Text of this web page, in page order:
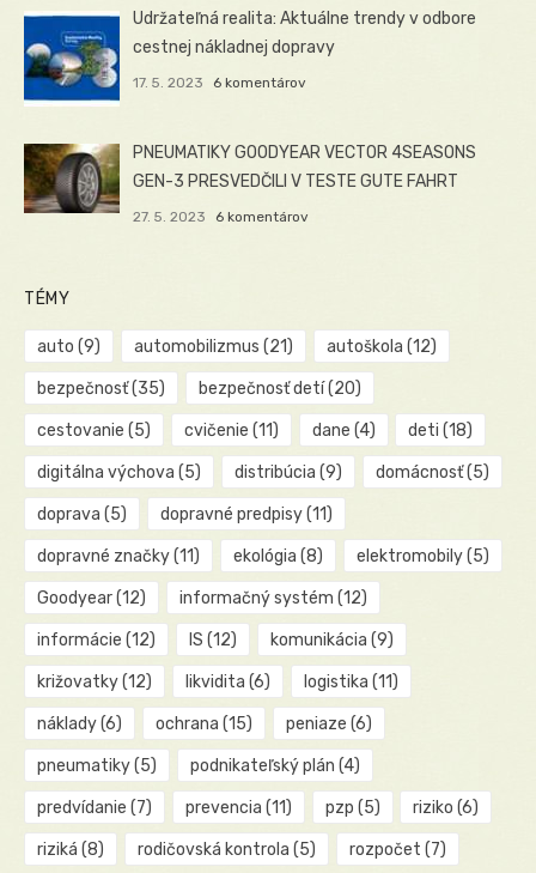
Udržateľná realita: Aktuálne trendy v odbore
cestnej nákladnej dopravy
17. 5. 2023 6 komentárov
PNEUMATIKY GOODYEAR VECTOR 4SEASONS
GEN-3 PRESVEDČILI V TESTE GUTE FAHRT
27. 5. 2023 6 komentárov
TÉMY
auto (9) automobilizmus (21) autoškola (12)
bezpečnosť(35) bezpečnosť detí(20)
cestovanie (5) cvičenie (11) dane (4) deti (18)
digitálna výchova (5) distribúcia (9) domácnosť(5)
doprava (5) dopravné predpisy(11)
dopravné značky(11) ekológia (8) elektromobily(5)
Goodyear(12) informačný systém (12)
informácie (12) IS (12) komunikácia (9)
križovatky(12) likvidita (6) logistika (11)
náklady(6) ochrana (15) peniaze (6)
pneumatiky(5) podnikateľský plán (4)
predvídanie (7) prevencia (11) pzp (5) riziko (6)
riziká (8) rodičovská kontrola (5) rozpočet (7)